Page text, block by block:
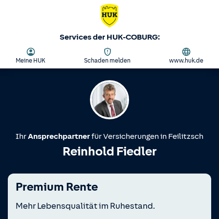
Services der HUK-COBURG:
Meine HUK Schaden melden www.huk.de
IhrAnsprechpartnerfür Versicherungen in Feilitzsch
Reinhold Fiedler
Premium Rente
Mehr Lebensqualität im Ruhestand.